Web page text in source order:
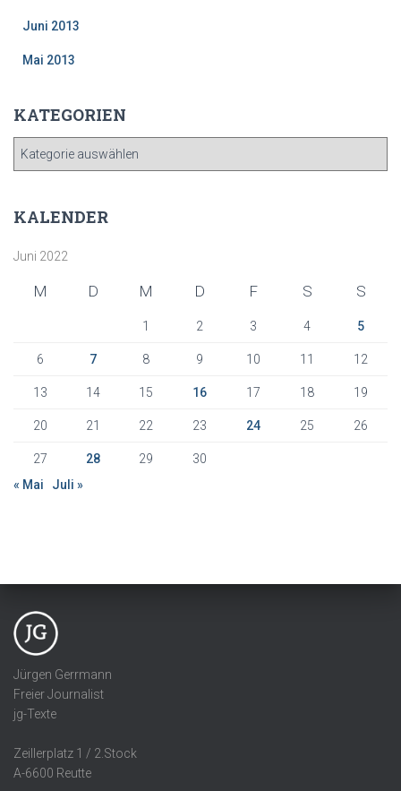
Juni 2013
Mai 2013
KATEGORIEN
G
R
KALENDER
Juni 2022
M D M D F S S
1 2 3 4 5
6 7 8 9 10 11 12
13 14 15 16 17 18 19
20 21 22 23 24 25 26
27 28 29
30
« Mai
Juli »
Jürgen Gerrmann
Freier Journalist
jg-Texte
Zeillerplatz 1 / 2.Stock
A-6600 Reutte